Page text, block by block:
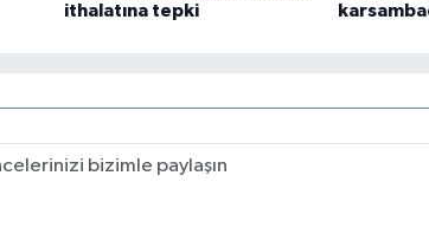
ithalatına tepki